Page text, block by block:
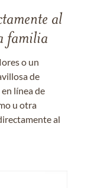
al
familia
o un
de
línea de
u otra
al